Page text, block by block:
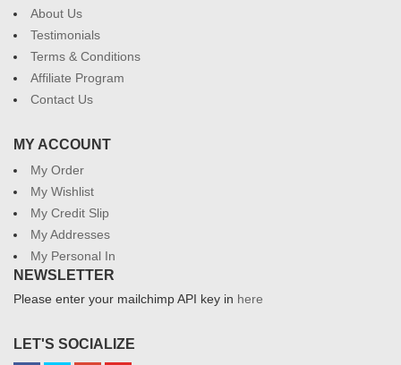
About Us
Testimonials
Terms & Conditions
Affiliate Program
Contact Us
MY ACCOUNT
My Order
My Wishlist
My Credit Slip
My Addresses
My Personal In
NEWSLETTER
Please enter your mailchimp API key in here
LET'S SOCIALIZE